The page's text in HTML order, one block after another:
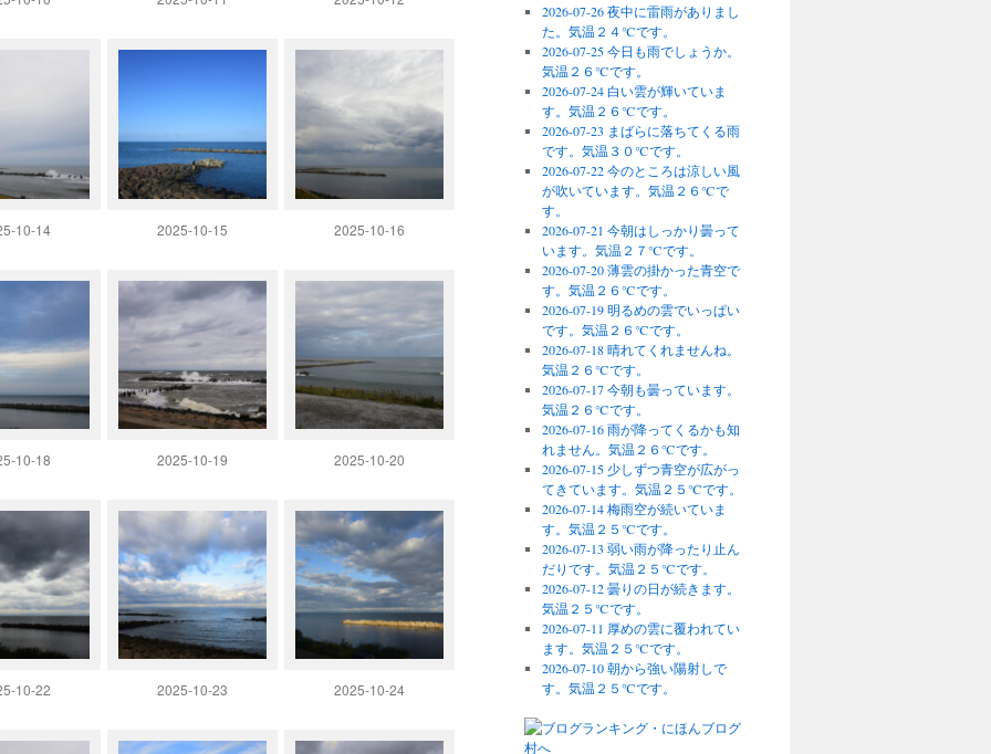
10-14 2025-10-15 2025-10-16
10-18 2025-10-19 2025-10-20
10-22 2025-10-23 2025-10-24
2026-07-26 夜中に雷雨がありまし
た。気温２４℃です。
2026-07-25 今日も雨でしょうか。
気温２６℃です。
2026-07-24 白い雲が輝いていま
す。気温２６℃です。
2026-07-23 まばらに落ちてくる雨
です。気温３０℃です。
2026-07-22 今のところは涼しい風
が吹いています。気温２６℃で
す。
2026-07-21 今朝はしっかり曇って
います。気温２７℃です。
2026-07-20 薄雲の掛かった青空で
す。気温２６℃です。
2026-07-19 明るめの雲でいっぱい
です。気温２６℃です。
2026-07-18 晴れてくれませんね。
気温２６℃です。
2026-07-17 今朝も曇っています。
気温２６℃です。
2026-07-16 雨が降ってくるかも知
れません。気温２６℃です。
2026-07-15 少しずつ青空が広がっ
てきています。気温２５℃です。
2026-07-14 梅雨空が続いていま
す。気温２５℃です。
2026-07-13 弱い雨が降ったり止ん
だりです。気温２５℃です。
2026-07-12 曇りの日が続きます。
気温２５℃です。
2026-07-11 厚めの雲に覆われてい
ます。気温２５℃です。
2026-07-10 朝から強い陽射しで
す。気温２５℃です。